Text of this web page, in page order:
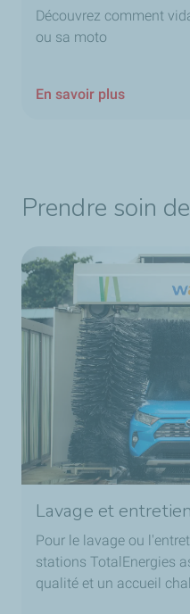
Découvrez comment
ou sa moto
En savoir plus
Prendre soin
Lavage et
Pour le lavage ou
stations TotalEnergies
qualité et un accueil